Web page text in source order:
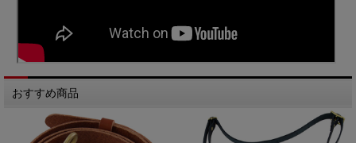
おすすめ商品